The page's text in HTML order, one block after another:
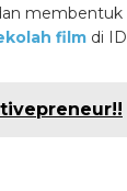
film di